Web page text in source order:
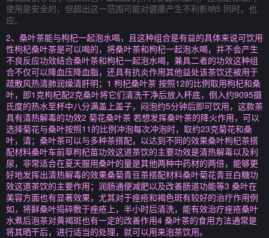
使用是安全的，但超出这一范围可能对健康产生不利影响5 同时，也
应。
2、桑叶茶能与枸杞一起泡水喝，且这种组合是有益的具体来说可饮用
性枸杞桑叶茶是可以喝的，将桑叶茶和枸杞一起泡水喝，并不会产生
不良反应功效结合桑叶茶和枸杞一起泡水喝，兼具二者的功效这种组
合不仅可以降血压降血脂，还具有抗炎作用其他益处该茶饮还被用于
疏散风热清肺润燥清肝明；1 枸杞桑叶茶 按照12的比例取用枸杞和桑
叶，即1克枸杞配2克桑叶将它们清洗干净后放入杯底，倒入约9095摄
氏度的热水至杯中八分满盖上盖子，闷泡约5分钟后即可饮用，这款茶
具有清热解毒的功效2 菊花桑叶茶 若想发挥桑叶茶的降火作用，可以
选择菊花与桑叶按照11的比例冲泡每次冲泡时，取约23克菊花和桑
叶，清；桑叶茶可以与多种茶搭配，以达到不同的效果桑叶枸杞茶搭
配材料桑叶车前草枸杞苗功效这道茶饮的主要功效是清热解毒以及利
尿，非常适合在夏天服用桑叶的量是其他两种中药材的两倍，能够更
好地发挥出清热解毒的效果桑菊青豆茶搭配材料桑叶菊花青豆白糖功
效这道茶饮的主要作用；润肠通便减肥以及改善肠道功能等3 桑叶在
美容方面也有显著效果，尤其对于痤疮和褐色斑有较好的治疗作用例
如，将鲜桑叶捣碎敷于痤疮上，半小时后清洗，能有效治疗痤疮桑叶
水煮后泡茶对黄褐斑也有一定的改善作用4 桑叶茶的食用方法通常是
将其晒干后，进行适当的处理，就可以用来泡茶饮用。